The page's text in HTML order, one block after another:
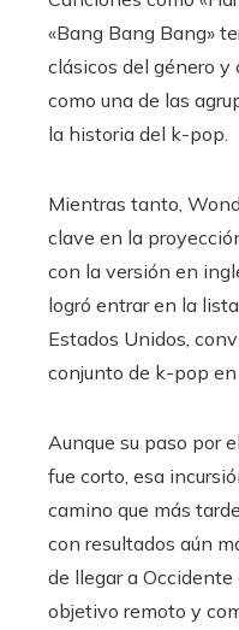
«Bang Bang Bang»
clásicos del género
como una de las
la historia del k-pop.
Mientras tanto,
clave en la
con la versión en
logró entrar en la
Estados Unidos,
conjunto de k-pop
Aunque su paso por
fue corto, esa
camino que más
con resultados aún
de llegar a
objetivo remoto y